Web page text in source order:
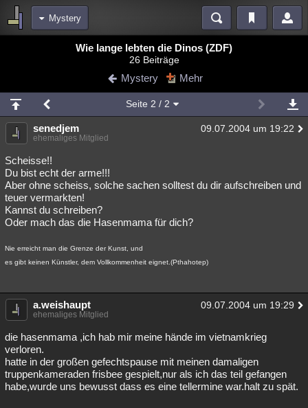
Mystery
Blogs
Chat Wiki Neuigkeiten
meine Rubriken
Menschen Wissenschaft Mystery Kriminalfälle
Spiritualität
Natur Umfragen Unterhaltung
weitere Rubriken
Philosophie Träume Orte Esoterik
Astronomie Helpdesk Gruppen
Übersichten
Besucht
Lesenswert
Wie lange lebten die Dinos (ZDF)
26 Beiträge
Mystery Mehr
Seite 2 / 2
senedjem 09.07.2004 um 19:22
ehemaliges Mitglied
Scheisse!!
Du bist echt der arme!!!
Aber ohne scheiss, solche sachen solltest du dir aufschreiben und
teuer vermarkten!
Kannst du schreiben?
Oder mach das die Hasenmama für dich?
Nie erreicht man die Grenze der Kunst, und
es gibt keinen Künstler, dem Vollkommenheit eignet.(Pthahotep)
a.weishaupt 09.07.2004 um 19:29
ehemaliges Mitglied
die hasenmama ,ich hab mir meine hände im vietnamkrieg
verloren.
hatte in der großen gefechtspause mit meinen damaligen
truppenkameraden frisbee gespielt,nur als ich das teil gefangen
habe,wurde uns bewusst dass es eine tellermine war.halt zu spät.